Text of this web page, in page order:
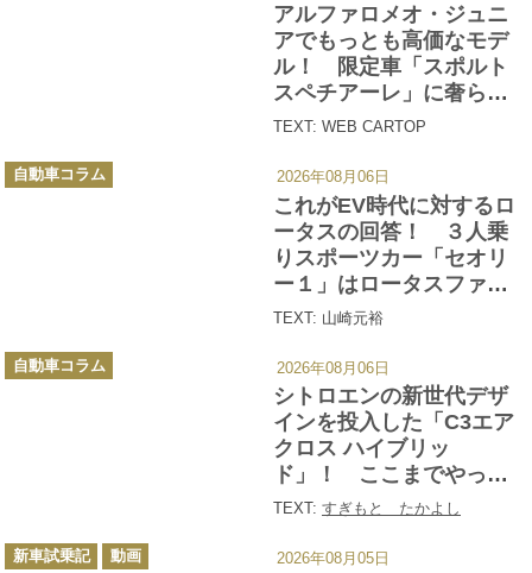
アルファロメオ・ジュニ
アでもっとも高価なモデ
ル！ 限定車「スポルト
スペチアーレ」に奢られ
た特別な装備と525万円の
TEXT: WEB CARTOP
これがEV時代に対するロ
ータスの回答！ ３人乗
りスポーツカー「セオリ
ー１」はロータスファン
を納得させられるか？
TEXT: 山崎元裕
カ
テ
自動車コラム 2026年08月06日
シトロエンの新世代デザ
インを投入した「C3エア
クロス ハイブリッ
ド」！ ここまでやって
もまだ「入口」ってマ
TEXT: すぎもと たかよし
カ
テ
自動車コラム 2026年08月06日
カ
テ
新車試乗記 動画 2026年08月05日